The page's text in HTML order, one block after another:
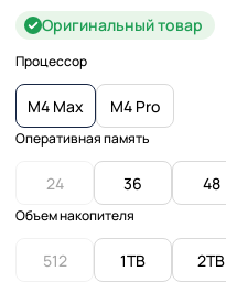
Оригинальный товар
Процессор
M4 Max M4 Pro
Оперативная память
24 36 48
Объем накопителя
512 1TB 2TB